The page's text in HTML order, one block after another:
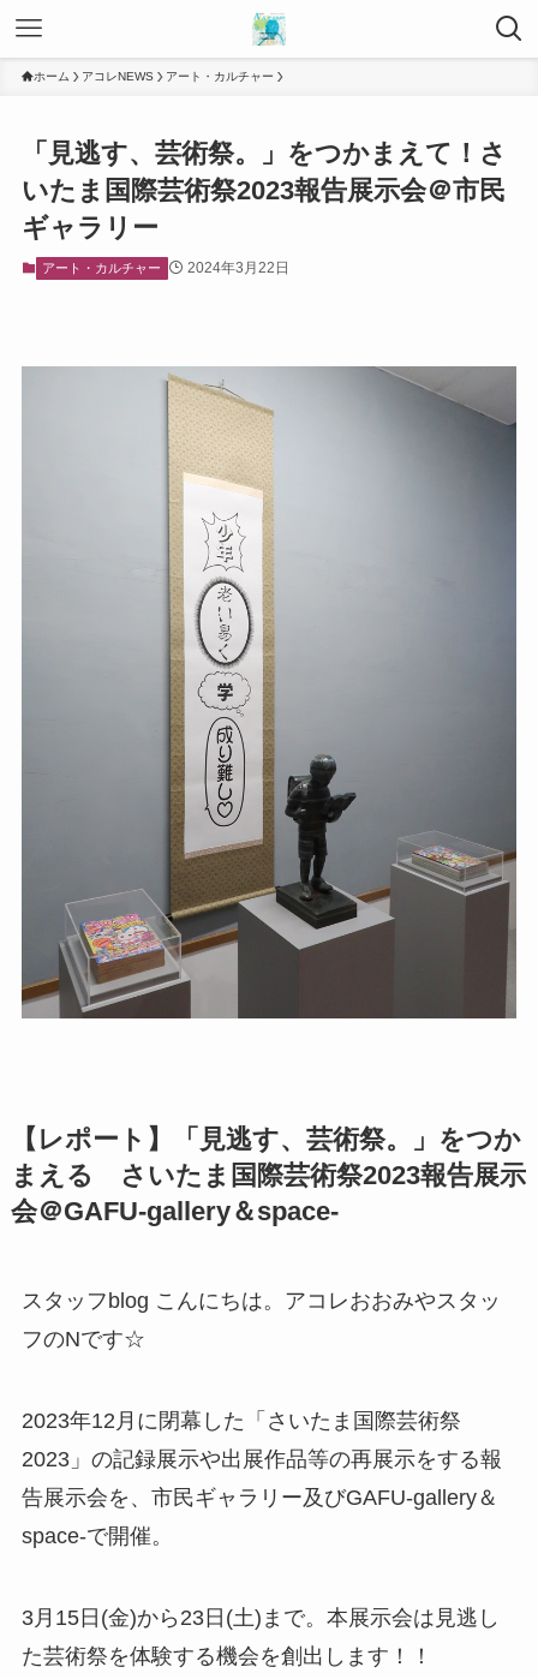
ホーム アコレNEWS アート・カルチャー
「見逃す、芸術祭。」をつかまえて！さ
いたま国際芸術祭2023報告展示会＠市民
ギャラリー
アート・カルチャー 2024年3月22日
【レポート】「見逃す、芸術祭。」をつか
まえる さいたま国際芸術祭2023報告展示
会＠GAFU-gallery＆space-
スタッフblog こんにちは。アコレおおみやスタッ
フのNです☆
2023年12月に閉幕した「さいたま国際芸術祭
2023」の記録展示や出展作品等の再展示をする報
告展示会を、市民ギャラリー及びGAFU-gallery＆
space-で開催。
3月15日(金)から23日(土)まで。本展示会は見逃し
た芸術祭を体験する機会を創出します！！